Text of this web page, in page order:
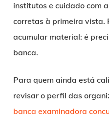
institutos e cuidado com
corretas à primeira vista.
acumular material: é
banca.
Para quem ainda está
revisar o perfil das
banca examinadora